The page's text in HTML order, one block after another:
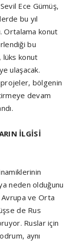
Ece Gümüş,
bu yıl
Ortalama konut
bu
lüks konut
ulaşacak.
projeler, bölgenin
devam
İLGİSİ
neden olduğunu
Avrupa ve Orta
de Rus
Ruslar için
aynı